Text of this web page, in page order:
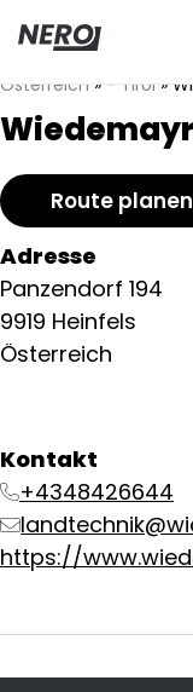
Österreich»- Tirol»
Route planen
Adresse
Panzendorf 194
9919 Heinfels
Österreich
Kontakt
+4348426644
https://